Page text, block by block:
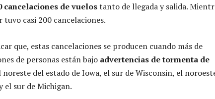
cancelaciones de vuelostanto de llegada y salida.
tuvo casi 200 cancelaciones.
que, estas cancelaciones se producen cuando más de
de personas están bajo advertencias de tormenta de
noreste del estado de Iowa, el sur de Wisconsin, el
el sur de Michigan.